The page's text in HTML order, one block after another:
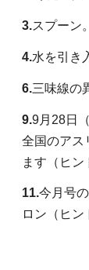
3.スプーン
4.水を引き
6.三味線の
9.9月28日
全国のアス
ます（ヒン
11.今月号
ロン（ヒン